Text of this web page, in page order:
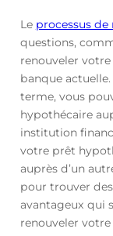
Le processus
questions,
renouveler
banque
terme, vous
hypothécaire
institution
votre prêt
auprès d’un
pour trouver
avantageux qui
renouveler